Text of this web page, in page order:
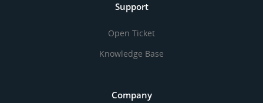
Support
Open Ticket
Knowledge Base
Company